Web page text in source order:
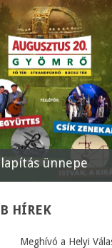
HÍREK
Meghívó a Helyi